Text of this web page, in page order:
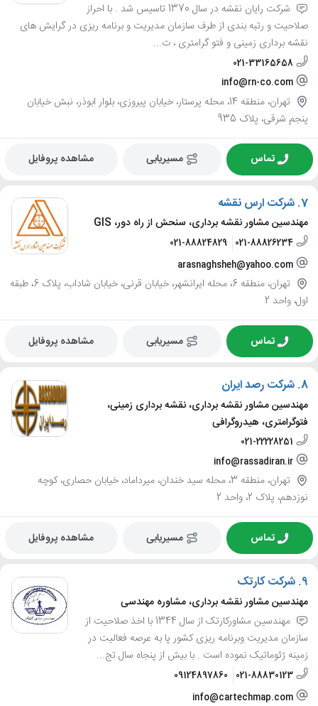
شرکت رایان نقشه در سال 1370 تاسیس شد . با احراز
صلاحیت و رتبه بندی از طرف سازمان مدیریت و برنامه ریزی در گرایش های
نقشه برداری زمینی و فتو گرامتری ، ت...
021-33165658
info@rn-co.com
تهران، منطقه 14، محله پرستار، خیابان پیروزی، بلوار ابوذر، نبش خیابان
پنجم شرقی، پلاک 935
تماس مسیریابی مشاهده پروفایل
7. شرکت ارس نقشه
مهندسین مشاور نقشه برداری، سنحش از راه دور، GIS
021-88826234
021-88824829
arasnaghsheh@yahoo.com
تهران، منطقه 6، محله ایرانشهر، خیابان قرنی، خیابان شاداب، پلاک 6، طبقه
اول، واحد 2
تماس مسیریابی مشاهده پروفایل
8. شرکت رصد ایران
مهندسین مشاور نقشه برداری، نقشه برداری زمینی،
فتوگرامتری، هیدروگرافی
021-22228251
info@rassadiran.ir
تهران، منطقه 3، محله سید خندان، میرداماد، خیابان حصاری، کوچه
نوزدهم، پلاک 2، واحد 2
تماس مسیریابی مشاهده پروفایل
9. شرکت کارتک
مهندسین مشاور نقشه برداری، مشاوره مهندسی
مهندسین مشاورکارتک از سال 1344 با اخذ صلاحیت از
سازمان مدیریت وبرنامه ریزی کشور پا به عرصه فعالیت در
زمینه ژئوماتیک نموده است . با بیش از پنجاه سال تج...
021-88830123
09124897860
info@cartechmap.com